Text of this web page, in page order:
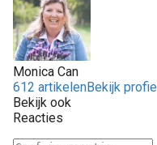
Monica Can
612 artikelenBekijk profiel
Bekijk ook
Reacties